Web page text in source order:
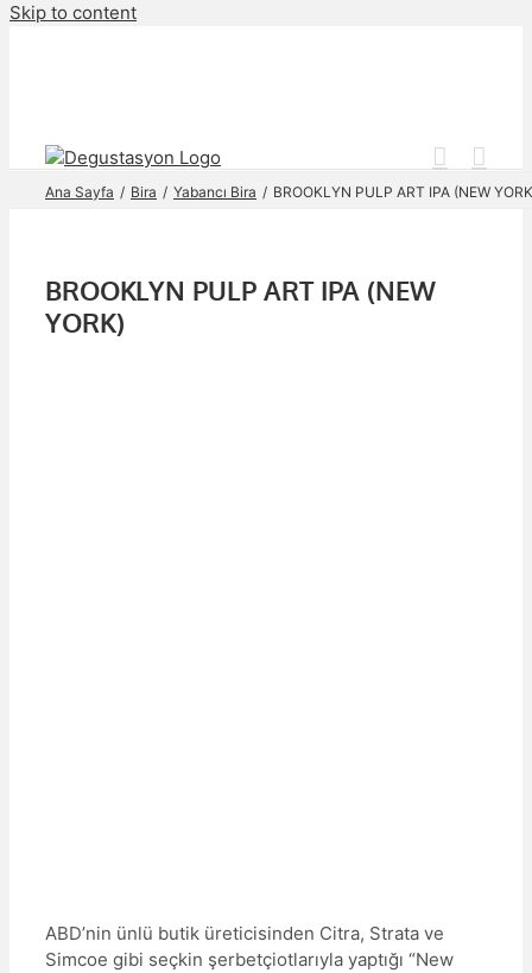
Skip to content
Ana Sayfa Bira Yabancı Bira BROOKLYN PULP ART IPA (NEW
BROOKLYN PULP ART IPA (NEW
YORK)
ABD’nin ünlü butik üreticisinden Citra, Strata ve
Simcoe gibi seçkin şerbetçiotlarıyla yaptığı “New